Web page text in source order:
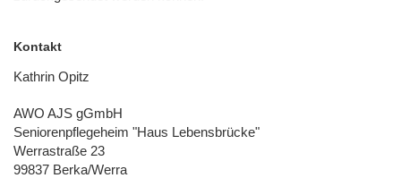
Kontakt
Kathrin Opitz
AWO AJS gGmbH
Seniorenpflegeheim "Haus Lebensbrücke"
Werrastraße 23
99837 Berka/Werra